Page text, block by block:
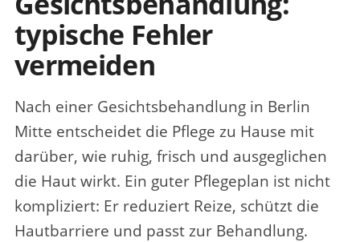
typische Fehler
vermeiden
Nach einer Gesichtsbehandlung in Berlin
Mitte entscheidet die Pflege zu Hause mit
darüber, wie ruhig, frisch und ausgeglichen
die Haut wirkt. Ein guter Pflegeplan ist nicht
kompliziert: Er reduziert Reize, schützt die
Hautbarriere und passt zur Behandlung.